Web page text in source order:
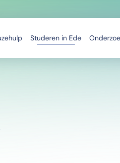
Studeren in Ede